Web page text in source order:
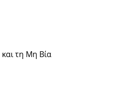
τη Μη Βία